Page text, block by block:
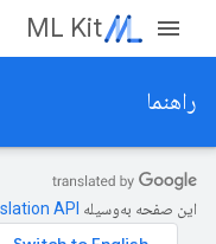
ML Kit
راهنما
این صفحه به‌وسیله